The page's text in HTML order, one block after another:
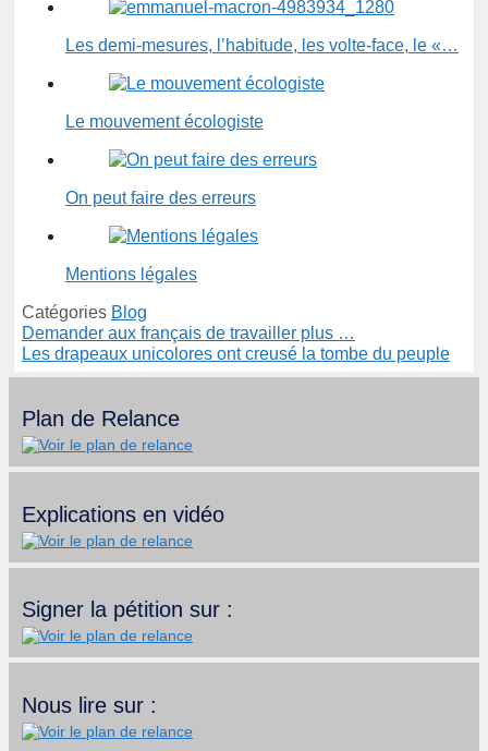
Les demi-mesures, l’habitude, les volte-face, le «…
Le mouvement écologiste
On peut faire des erreurs
Mentions légales
Catégories Blog
Demander aux français de travailler plus …
Les drapeaux unicolores ont creusé la tombe du peuple
Plan de Relance
Explications en vidéo
Signer la pétition sur :
Nous lire sur :